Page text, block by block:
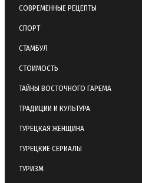
СОВРЕМЕННЫЕ РЕЦЕПТЫ
СПОРТ
СТАМБУЛ
СТОИМОСТЬ
ТАЙНЫ ВОСТОЧНОГО ГАРЕМА
ТРАДИЦИИ И КУЛЬТУРА
ТУРЕЦКАЯ ЖЕНЩИНА
ТУРЕЦКИЕ СЕРИАЛЫ
ТУРИЗМ